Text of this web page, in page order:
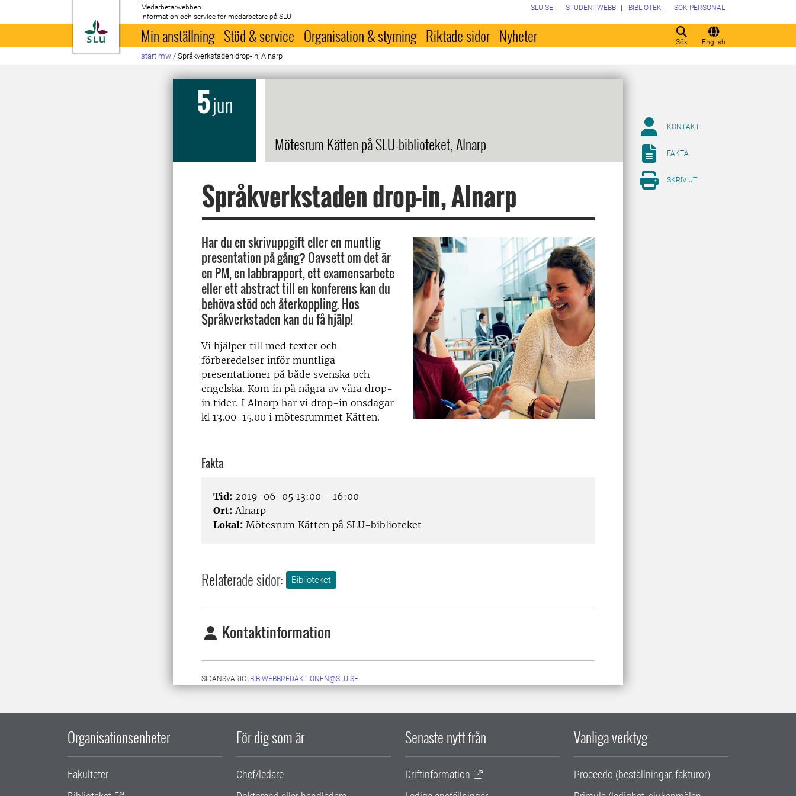
Till startsida
Medarbetarwebben
Information och service för medarbetare på SLU
Sök English
SLU.SE STUDENTWEBB BIBLIOTEK SÖK PERSONAL
Min anställning Stöd & service Organisation & styrning Riktade sidor Nyheter
start mw / Språkverkstaden drop-in, Alnarp
5jun
Mötesrum Kätten på SLU-biblioteket, Alnarp
Språkverkstaden drop-in, Alnarp
Har du en skrivuppgift eller en muntlig
presentation på gång? Oavsett om det är
en PM, en labbrapport, ett examensarbete
eller ett abstract till en konferens kan du
behöva stöd och återkoppling. Hos
Språkverkstaden kan du få hjälp!
Vi hjälper till med texter och
förberedelser inför muntliga
presentationer på både svenska och
engelska. Kom in på några av våra drop-
in tider. I Alnarp har vi drop-in onsdagar
kl 13.00-15.00 i mötesrummet Kätten.
Fakta
Tid: 2019-06-05 13:00 - 16:00
Ort: Alnarp
Lokal: Mötesrum Kätten på SLU-biblioteket
Relaterade sidor: Biblioteket
Kontaktinformation
SIDANSVARIG: BIB-WEBBREDAKTIONEN@SLU.SE
KONTAKT
FAKTA
SKRIV UT
Organisationsenheter
Fakulteter
För dig som är
Chef/ledare
Senaste nytt från
Driftinformation
Vanliga verktyg
Proceedo (beställningar, fakturor)